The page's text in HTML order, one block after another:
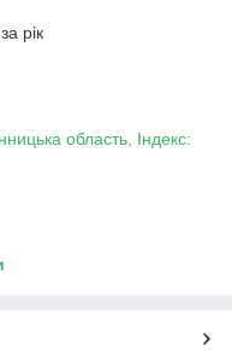
рік
область, Індекс: